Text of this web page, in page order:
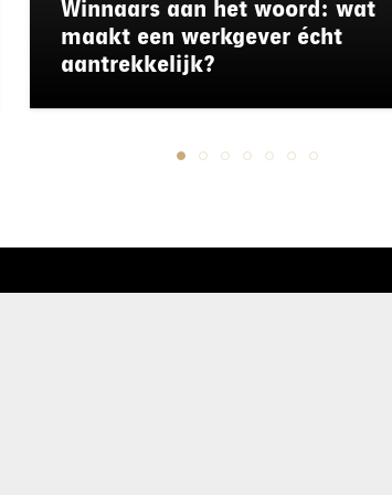
Winnaars aan het woord: wat
maakt een werkgever écht
aantrekkelijk?